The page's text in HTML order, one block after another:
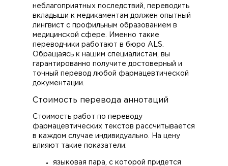
неблагоприятных последствий, переводить
вкладыши к медикаментам должен опытный
лингвист с профильным образованием в
медицинской сфере. Именно такие
переводчики работают в бюро ALS.
Обращаясь к нашим специалистам, вы
гарантированно получите достоверный и
точный перевод любой фармацевтической
документации.
Стоимость перевода аннотаций
Стоимость работ по переводу
фармацевтических текстов рассчитывается
в каждом случае индивидуально. На цену
влияют такие показатели:
языковая пара, с которой придется